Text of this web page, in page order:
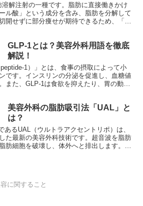
解注射の一種です。脂肪に直接働きかけ
ル酸」という成分を含み、脂肪を分解して
開せずに部分痩せが期待できるため、「切
GLP-1とは？美容外科用語を徹底
解説！
1）」とは、食事の摂取によって小
です。インスリンの分泌を促進し、血糖値
また、GLP-1は食欲を抑えたり、胃の動き
美容外科の脂肪吸引法「UAL」と
は？
た最新の美容外科技術です。超音波を脂肪
肪細胞を破壊し、体外へと排出します。従
に関すること